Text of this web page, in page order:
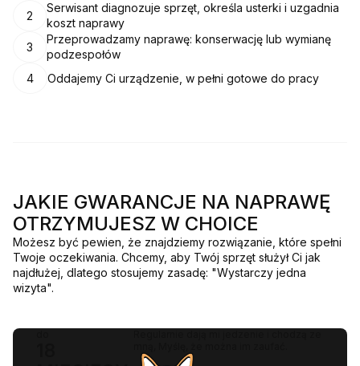
2
Serwisant diagnozuje sprzęt, określa usterki i uzgadnia
koszt naprawy
3
Przeprowadzamy naprawę: konserwację lub wymianę
podzespołów
4
Oddajemy Ci urządzenie, w pełni gotowe do pracy
JAKIE GWARANCJE NA NAPRAWĘ
OTRZYMUJESZ W CHOICE
Możesz być pewien, że znajdziemy rozwiązanie, które spełni
Twoje oczekiwania. Chcemy, aby Twój sprzęt służył Ci jak
najdłużej, dlatego stosujemy zasadę: "Wystarczy jedna
wizyta".